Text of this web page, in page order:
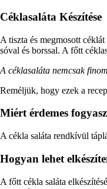
Céklasaláta Készítése
A tiszta és megmosott
sóval és borssal. A főtt
A céklasaláta nemcsak
Reméljük, hogy ezek a
Miért érdemes
A cékla saláta rendkívül
Hogyan lehet
A főtt cékla saláta